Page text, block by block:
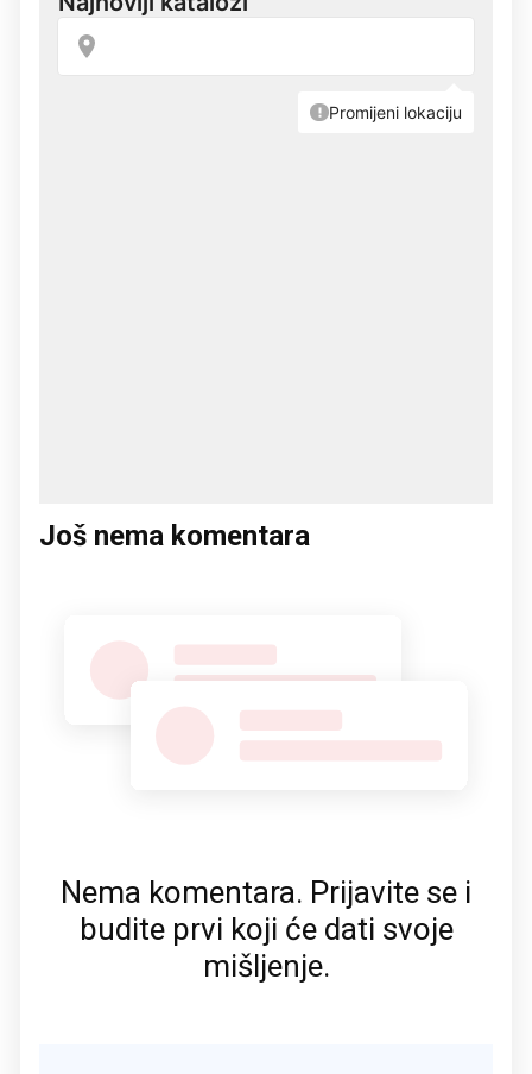
Još nema komentara
Nema komentara. Prijavite se i
budite prvi koji će dati svoje
mišljenje.